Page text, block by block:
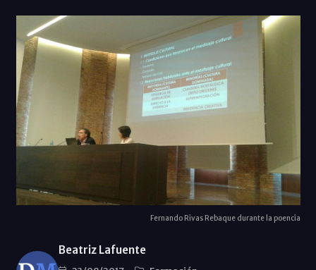
Fernando Rivas Rebaque durante la poencia
Beatriz Lafuente